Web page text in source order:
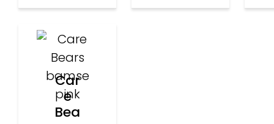
Car
e
Bea